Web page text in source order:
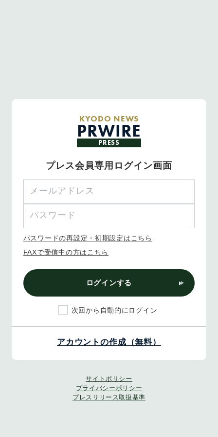
KYODO NEWS
PRWIRE
PRESS
プレス会員専用ログイン画面
パスワードの再設定・初期設定はこちら
FAXで受信中の方はこちら
ログインする
次回から自動的にログイン
アカウントの作成（無料）
サイトポリシー
プライバシーポリシー
プレスリリース取扱基準